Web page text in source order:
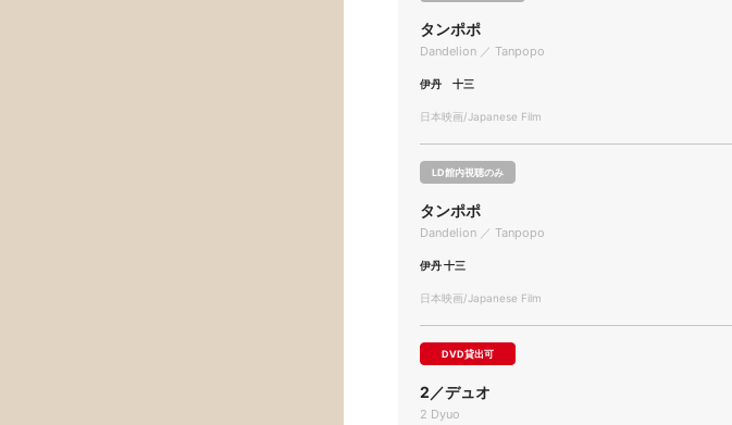
タンポポ
Dandelion ／ Tanpopo
伊丹 十三
日本映画/Japanese Film
LD館内視聴のみ
タンポポ
Dandelion ／ Tanpopo
伊丹 十三
日本映画/Japanese Film
DVD貸出可
2／デュオ
2 Dyuo